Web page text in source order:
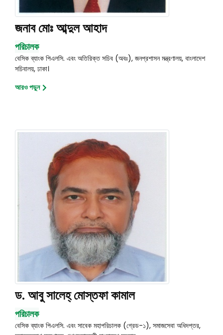
জনাব মোঃ আব্দুল আহাদ
পরিচালক
বেসিক ব্যাংক পিএলসি. এবং অতিরিক্ত সচিব (অবঃ), জনপ্রশাসন মন্ত্রণালয়, বাংলাদেশ
সচিবালয়, ঢাকা।
আরও পড়ুন
ড. আবু সালেহ্ মোস্তফা কামাল
পরিচালক
বেসিক ব্যাংক পিএলসি. এবং সাবেক মহাপরিচালক (গ্রেড-১), সমাজসেবা অধিদপ্তর,